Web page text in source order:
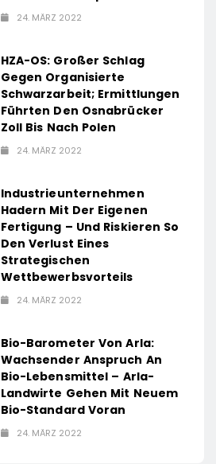
24. MÄRZ 2022
HZA-OS: Großer Schlag
Gegen Organisierte
Schwarzarbeit; Ermittlungen
Führten Den Osnabrücker
Zoll Bis Nach Polen
24. MÄRZ 2022
Industrieunternehmen
Hadern Mit Der Eigenen
Fertigung – Und Riskieren So
Den Verlust Eines
Strategischen
Wettbewerbsvorteils
24. MÄRZ 2022
Bio-Barometer Von Arla:
Wachsender Anspruch An
Bio-Lebensmittel – Arla-
Landwirte Gehen Mit Neuem
Bio-Standard Voran
24. MÄRZ 2022